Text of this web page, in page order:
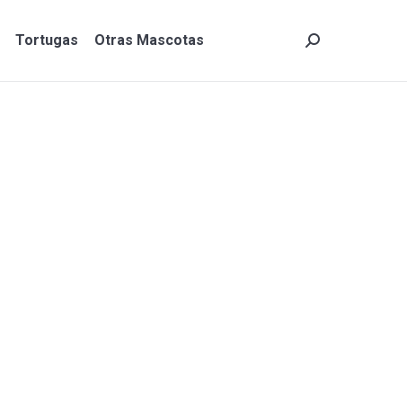
Tortugas Otras Mascotas Search:
Tortugas Otras Mascotas Search: